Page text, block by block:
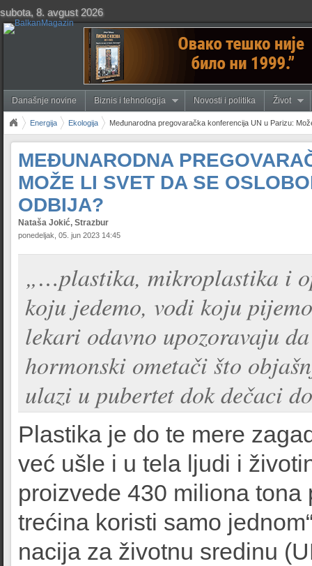
subota, 8. avgust 2026
Današnje novine Biznis i tehnologija Novosti i politika Život
Energija Ekologija Međunarodna pregovaračka konferencija UN u Parizu:
MEĐUNARODNA
MOŽE LI SVET DA SE
ODBIJA?
Nataša Jokić, Strazbur
ponedeljak, 05. jun 2023 14:45
„…plastika, mikroplastika i
koju jedemo, vodi koju
lekari odavno upozoravaju
hormonski ometači što
ulazi u pubertet dok dečaci
Plastika je do te mere
već ušle i u tela ljudi i
proizvede 430 miliona tona
trećina koristi samo
nacija za životnu sredinu